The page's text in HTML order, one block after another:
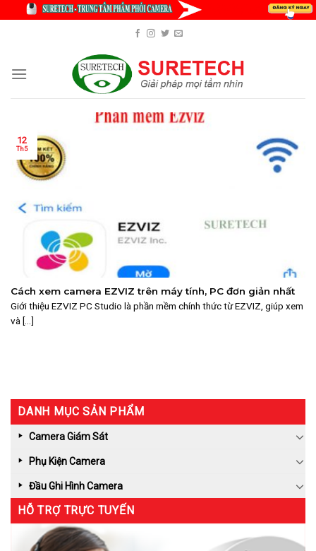
Cách xem camera EZVIZ trên máy tính, PC đơn giản nhất
Giới thiệu EZVIZ PC Studio là phần mềm chính thức từ EZVIZ, giúp xem
và [...]
12
Th5
DANH MỤC SẢN PHẨM
Camera Giám Sát
Phụ Kiện Camera
Đầu Ghi Hình Camera
HỖ TRỢ TRỰC TUYẾN